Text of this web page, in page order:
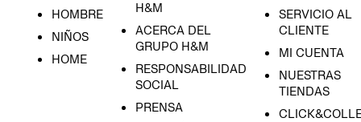
HOMBRE
NIÑOS
HOME
H&M
ACERCA DEL
GRUPO H&M
RESPONSABILIDAD
SOCIAL
PRENSA
SERVICIO AL
CLIENTE
MI CUENTA
NUESTRAS
TIENDAS